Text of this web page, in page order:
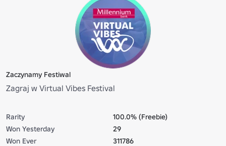
Zaczynamy Festiwal
Zagraj w Virtual Vibes Festival
Rarity
100.0% (Freebie)
Won Yesterday
29
Won Ever
311786